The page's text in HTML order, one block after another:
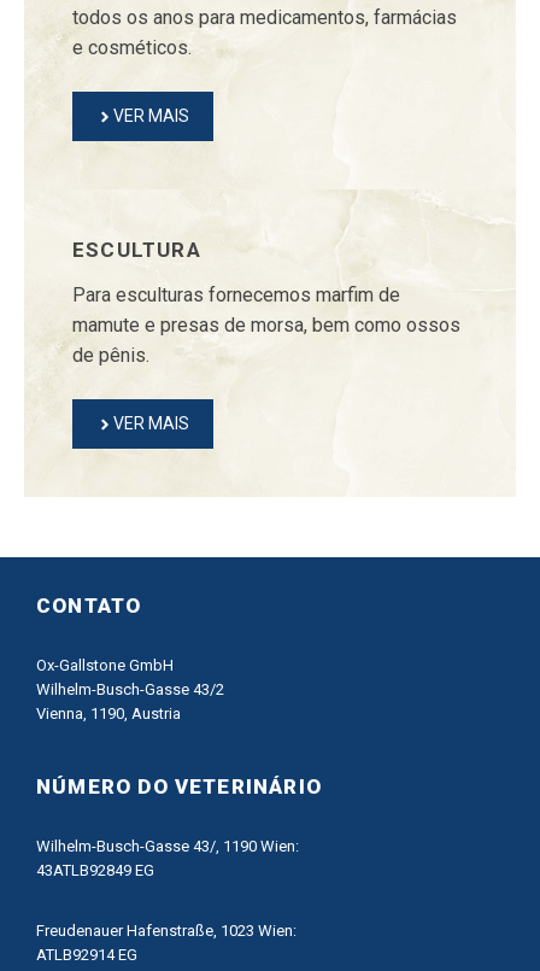
todos os anos para medicamentos, farmácias
e cosméticos.
VER MAIS
ESCULTURA
Para esculturas fornecemos marfim de
mamute e presas de morsa, bem como ossos
de pênis.
VER MAIS
CONTATO
Ox-Gallstone GmbH
Wilhelm-Busch-Gasse 43/2
Vienna, 1190, Austria
NÚMERO DO VETERINÁRIO
Wilhelm-Busch-Gasse 43/, 1190 Wien:
43ATLB92849 EG
Freudenauer Hafenstraße, 1023 Wien:
ATLB92914 EG